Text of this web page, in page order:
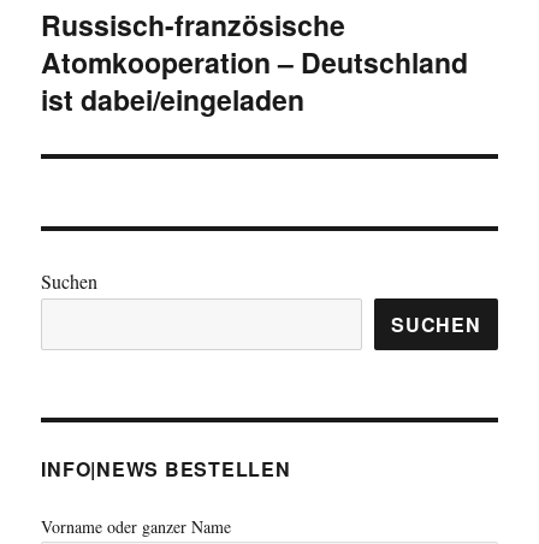
Nächster
Beitrag:
Russisch-französische
Atomkooperation – Deutschland
ist dabei/eingeladen
Suchen
SUCHEN
INFO|NEWS BESTELLEN
Vorname oder ganzer Name